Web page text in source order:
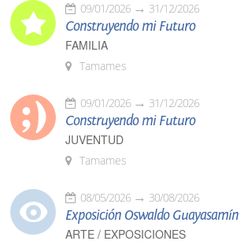
09/01/2026 31/12/2026
Construyendo mi Futuro
FAMILIA
Tamames
09/01/2026 31/12/2026
Construyendo mi Futuro
JUVENTUD
Tamames
08/05/2026 30/08/2026
Exposición Oswaldo Guayasamín
ARTE / EXPOSICIONES